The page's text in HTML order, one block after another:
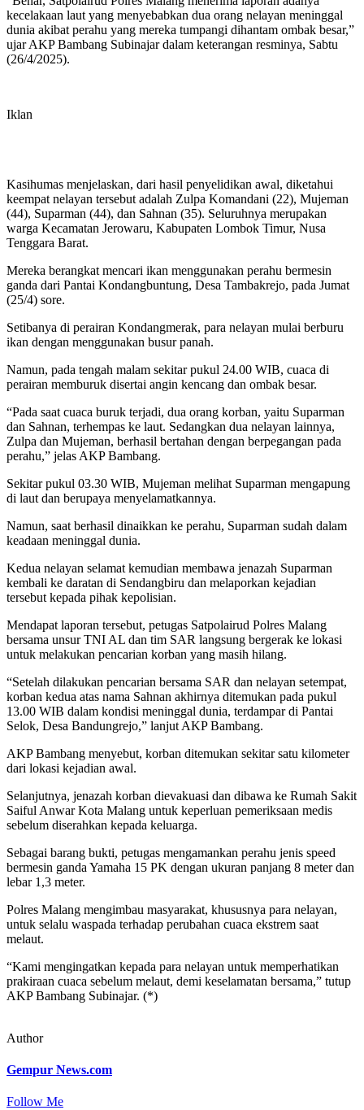
kecelakaan laut yang menyebabkan dua orang nelayan meninggal
dunia akibat perahu yang mereka tumpangi dihantam ombak besar,”
ujar AKP Bambang Subinajar dalam keterangan resminya, Sabtu
(26/4/2025).
Iklan
Kasihumas menjelaskan, dari hasil penyelidikan awal, diketahui
keempat nelayan tersebut adalah Zulpa Komandani (22), Mujeman
(44), Suparman (44), dan Sahnan (35). Seluruhnya merupakan
warga Kecamatan Jerowaru, Kabupaten Lombok Timur, Nusa
Tenggara Barat.
Mereka berangkat mencari ikan menggunakan perahu bermesin
ganda dari Pantai Kondangbuntung, Desa Tambakrejo, pada Jumat
(25/4) sore.
Setibanya di perairan Kondangmerak, para nelayan mulai berburu
ikan dengan menggunakan busur panah.
Namun, pada tengah malam sekitar pukul 24.00 WIB, cuaca di
perairan memburuk disertai angin kencang dan ombak besar.
“Pada saat cuaca buruk terjadi, dua orang korban, yaitu Suparman
dan Sahnan, terhempas ke laut. Sedangkan dua nelayan lainnya,
Zulpa dan Mujeman, berhasil bertahan dengan berpegangan pada
perahu,” jelas AKP Bambang.
Sekitar pukul 03.30 WIB, Mujeman melihat Suparman mengapung
di laut dan berupaya menyelamatkannya.
Namun, saat berhasil dinaikkan ke perahu, Suparman sudah dalam
keadaan meninggal dunia.
Kedua nelayan selamat kemudian membawa jenazah Suparman
kembali ke daratan di Sendangbiru dan melaporkan kejadian
tersebut kepada pihak kepolisian.
Mendapat laporan tersebut, petugas Satpolairud Polres Malang
bersama unsur TNI AL dan tim SAR langsung bergerak ke lokasi
untuk melakukan pencarian korban yang masih hilang.
“Setelah dilakukan pencarian bersama SAR dan nelayan setempat,
korban kedua atas nama Sahnan akhirnya ditemukan pada pukul
13.00 WIB dalam kondisi meninggal dunia, terdampar di Pantai
Selok, Desa Bandungrejo,” lanjut AKP Bambang.
AKP Bambang menyebut, korban ditemukan sekitar satu kilometer
dari lokasi kejadian awal.
Selanjutnya, jenazah korban dievakuasi dan dibawa ke Rumah Sakit
Saiful Anwar Kota Malang untuk keperluan pemeriksaan medis
sebelum diserahkan kepada keluarga.
Sebagai barang bukti, petugas mengamankan perahu jenis speed
bermesin ganda Yamaha 15 PK dengan ukuran panjang 8 meter dan
lebar 1,3 meter.
Polres Malang mengimbau masyarakat, khususnya para nelayan,
untuk selalu waspada terhadap perubahan cuaca ekstrem saat
melaut.
“Kami mengingatkan kepada para nelayan untuk memperhatikan
prakiraan cuaca sebelum melaut, demi keselamatan bersama,” tutup
AKP Bambang Subinajar. (*)
Author
Gempur News.com
Follow Me